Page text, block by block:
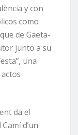
y con
como
de Gaeta-
junto a su
una
da el
d’un